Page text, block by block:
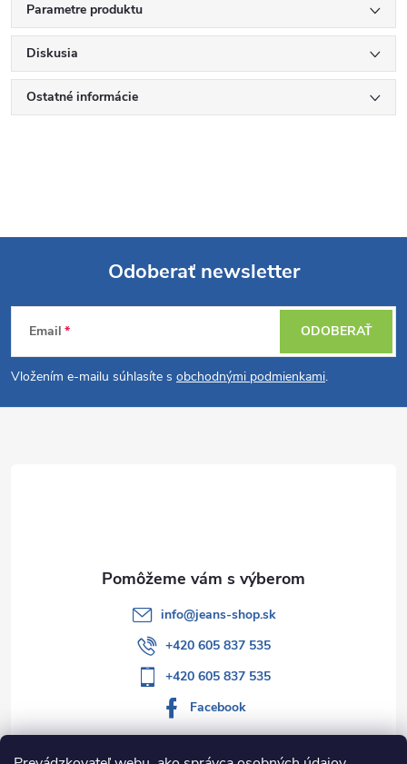
Parametre produktu
Diskusia
Ostatné informácie
Z
á
p
Odoberať newsletter
Email
Vložením e-mailu súhlasíte s obchodnými podmienkami.
ODOBERAŤ
info@jeans-shop.sk
+420 605 837 535
+420 605 837 535
Facebook